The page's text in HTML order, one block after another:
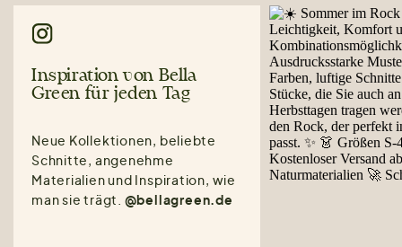
Inspiration von Bella
Green für jeden Tag
Neue Kollektionen, beliebte
Schnitte, angenehme
Materialien und Inspiration, wie
man sie trägt. @bellagreen.de